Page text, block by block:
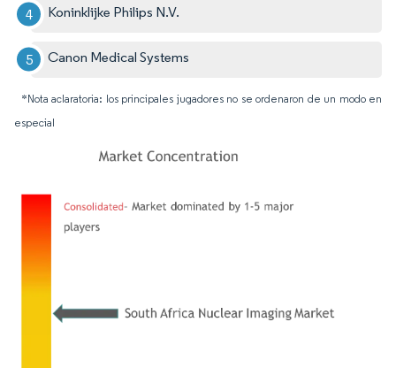
Koninklijke Philips N.V.
Canon Medical Systems
*Nota aclaratoria: los principales jugadores no se ordenaron de un modo en
especial